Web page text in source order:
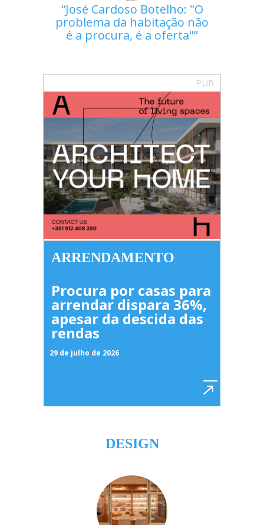
José Cardoso Botelho: "O
problema da habitação não
é a procura, é a oferta"
PUB
ARRENDAMENTO
Procura por casas para
arrendar dispara 36%,
apesar da descida das
rendas
29 de julho de 2026
DESIGN